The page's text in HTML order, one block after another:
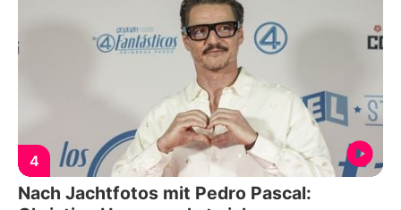
4
Nach Jachtfotos mit Pedro Pascal: